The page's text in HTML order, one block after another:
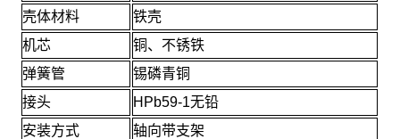
壳体材料
铁壳
机芯
铜、不锈铁
弹簧管
锡磷青铜
接头
HPb59-1无铅
安装方式
轴向带支架